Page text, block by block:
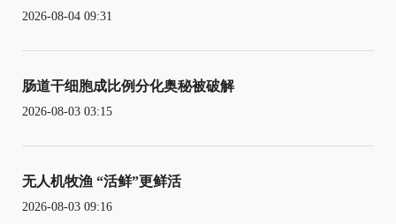
2026-08-04 09:31
肠道干细胞成比例分化奥秘被破解
2026-08-03 03:15
无人机牧渔 “活鲜”更鲜活
2026-08-03 09:16